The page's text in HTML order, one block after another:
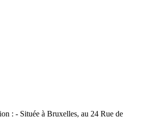
: - Située à Bruxelles, au 24 Rue de